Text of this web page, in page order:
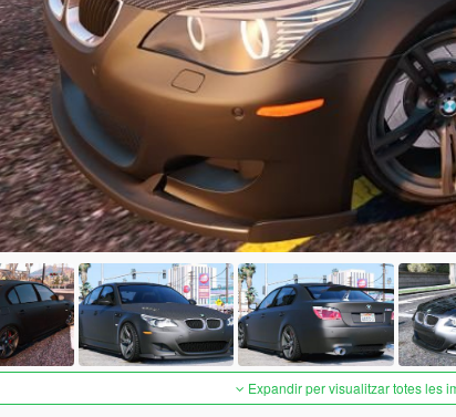
Expandir per visualitzar totes les